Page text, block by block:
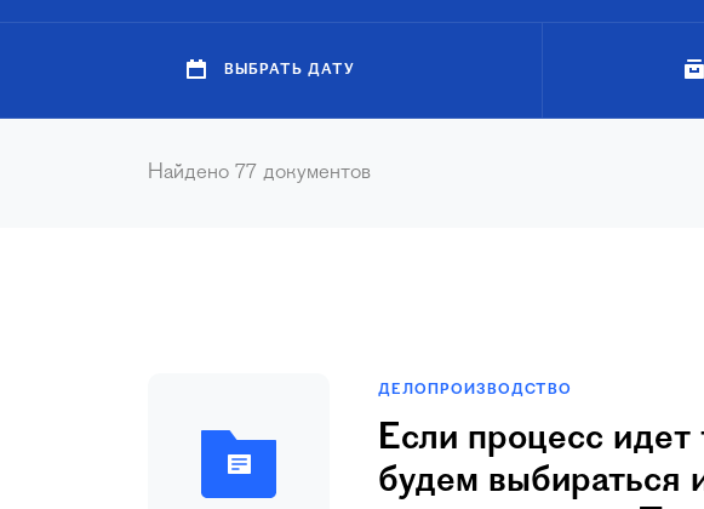
ВЫБРАТЬ ДАТУ
Найдено 77 документов
ДЕЛОПРОИЗВОДСТВО
Если процесс идет
будем выбираться